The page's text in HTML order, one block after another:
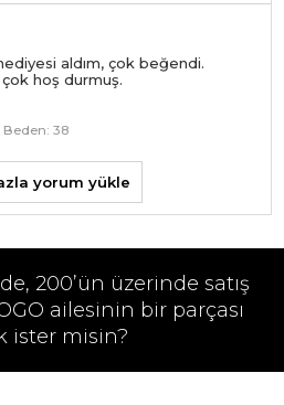
aldım, çok beğendi.
hoş durmuş.
Beden: 38
yorum yükle
200’ün üzerinde satış
ailesinin bir parçası
ister misin?